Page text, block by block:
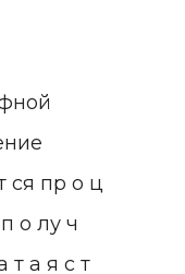
ся пр о ц
о лу ч
т а я с т